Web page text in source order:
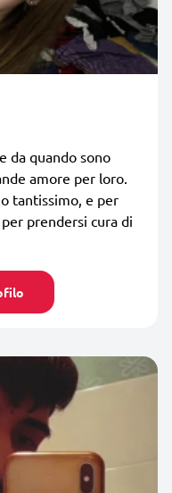
da quando sono
amore per loro.
tantissimo, e per
prendersi cura di